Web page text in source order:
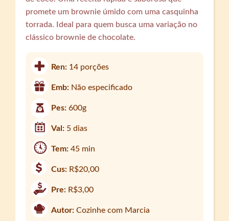
promete um brownie úmido com uma casquinha
torrada. Ideal para quem busca uma variação no
clássico brownie de chocolate.
Ren: 14 porções
Emb: Não especificado
Pes:600g
Val: 5 dias
Tem:45 min
Cus: R$20,00
Pre: R$3,00
Autor: Cozinhe com Marcia